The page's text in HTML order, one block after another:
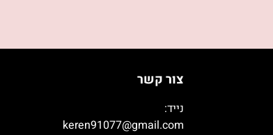
צור קשר
נייד:
keren91077@gmail.com